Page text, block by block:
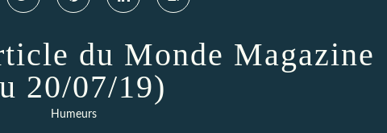
du Monde Magazine
20/07/19)
Humeurs